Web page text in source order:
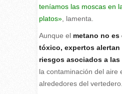
teníamos las moscas en
platos», lamenta.
Aunque elmetano no es
tóxico, expertos alertan
riesgos asociados a las
la contaminación del aire
alrededores del vertedero.